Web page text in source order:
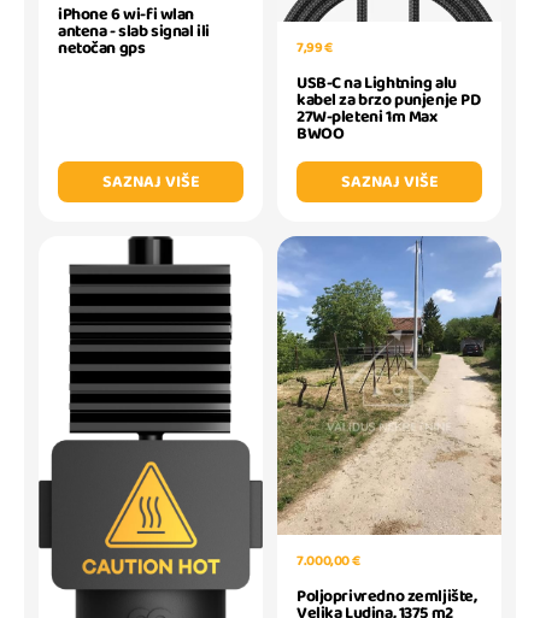
iPhone 6 wi-fi wlan
antena - slab signal ili
netočan gps
SAZNAJ VIŠE
7,99 €
USB-C na Lightning alu
kabel za brzo punjenje PD
27W-pleteni 1m Max
BWOO
SAZNAJ VIŠE
7.000,00 €
Poljoprivredno zemljište,